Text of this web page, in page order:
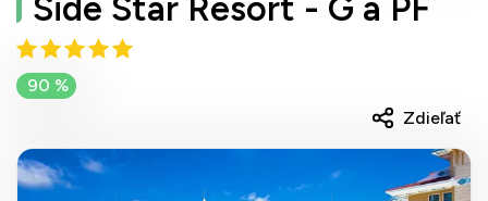
Side Star Resort - G a PF
90 %
Zdieľať